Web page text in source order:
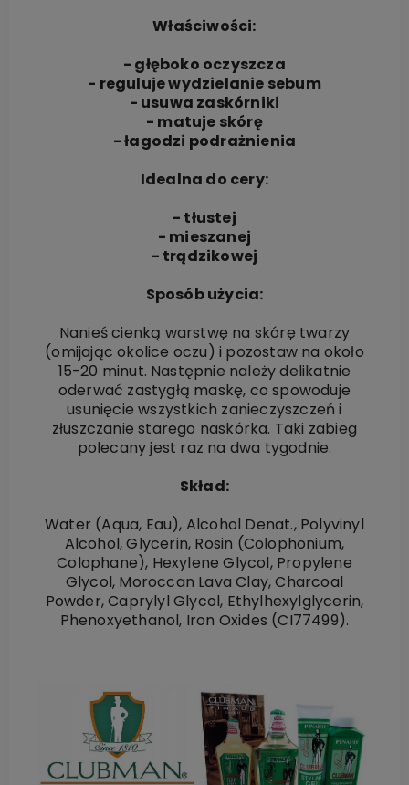
Właściwości:
- głęboko oczyszcza
- reguluje wydzielanie sebum
- usuwa zaskórniki
- matuje skórę
- łagodzi podrażnienia
Idealna do cery:
- tłustej
- mieszanej
- trądzikowej
Sposób użycia:
Nanieś cienką warstwę na skórę twarzy
(omijając okolice oczu) i pozostaw na około
15-20 minut. Następnie należy delikatnie
oderwać zastygłą maskę, co spowoduje
usunięcie wszystkich zanieczyszczeń i
złuszczanie starego naskórka. Taki zabieg
polecany jest raz na dwa tygodnie.
Skład:
Water (Aqua, Eau), Alcohol Denat., Polyvinyl
Alcohol, Glycerin, Rosin (Colophonium,
Colophane), Hexylene Glycol, Propylene
Glycol, Moroccan Lava Clay, Charcoal
Powder, Caprylyl Glycol, Ethylhexylglycerin,
Phenoxyethanol, Iron Oxides (CI77499).